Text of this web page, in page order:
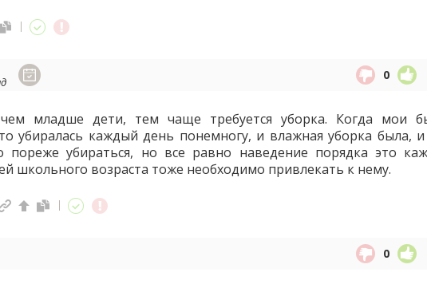
0
младше дети, тем чаще требуется уборка. Когда мои
убиралась каждый день понемногу, и влажная уборка была,
пореже убираться, но все равно наведение порядка это
школьного возраста тоже необходимо привлекать к нему.
0